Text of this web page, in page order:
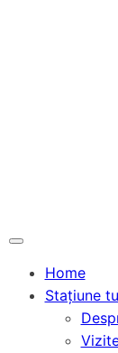
Home
Stațiune